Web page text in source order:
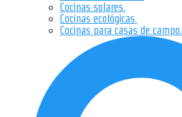
Cocinas solares.
Cocinas ecológicas.
Cocinas para casas de campo.